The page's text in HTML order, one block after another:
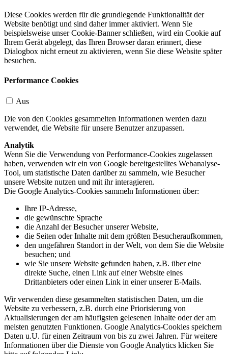
Diese Cookies werden für die grundlegende Funktionalität der
Website benötigt und sind daher immer aktiviert. Wenn Sie
beispielsweise unser Cookie-Banner schließen, wird ein Cookie auf
Ihrem Gerät abgelegt, das Ihren Browser daran erinnert, diese
Dialogbox nicht erneut zu aktivieren, wenn Sie diese Website später
besuchen.
Performance Cookies
Aus
Die von den Cookies gesammelten Informationen werden dazu
verwendet, die Website für unsere Benutzer anzupassen.
Analytik
Wenn Sie die Verwendung von Performance-Cookies zugelassen
haben, verwenden wir ein von Google bereitgestelltes Webanalyse-
Tool, um statistische Daten darüber zu sammeln, wie Besucher
unsere Website nutzen und mit ihr interagieren.
Die Google Analytics-Cookies sammeln Informationen über:
Ihre IP-Adresse,
die gewünschte Sprache
die Anzahl der Besucher unserer Website,
die Seiten oder Inhalte mit dem größten Besucheraufkommen,
den ungefähren Standort in der Welt, von dem Sie die Website
besuchen; und
wie Sie unsere Website gefunden haben, z.B. über eine
direkte Suche, einen Link auf einer Website eines
Drittanbieters oder einen Link in einer unserer E-Mails.
Wir verwenden diese gesammelten statistischen Daten, um die
Website zu verbessern, z.B. durch eine Priorisierung von
Aktualisierungen der am häufigsten gelesenen Inhalte oder der am
meisten genutzten Funktionen. Google Analytics-Cookies speichern
Daten u.U. für einen Zeitraum von bis zu zwei Jahren. Für weitere
Informationen über die Dienste von Google Analytics klicken Sie